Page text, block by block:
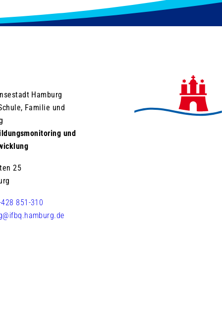
Hamburg
Familie und
und
25
851-310